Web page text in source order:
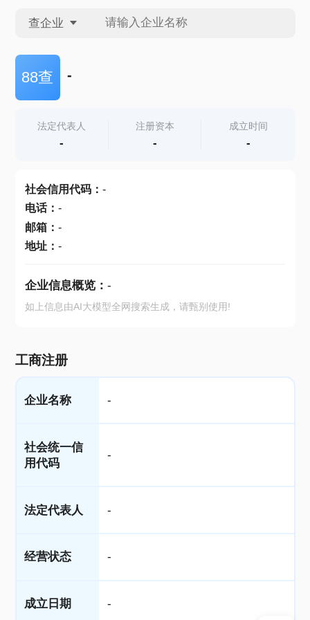
查企业
查企业
查产地
88查 -
法定代表人
-
注册资本
-
成立时间
-
社会信用代码： -
电话： -
邮箱： -
地址： -
企业信息概览： -
如上信息由AI大模型全网搜索生成，请甄别使用!
工商注册
企业名称 -
社会统一信
用代码
-
法定代表人 -
经营状态 -
成立日期 -